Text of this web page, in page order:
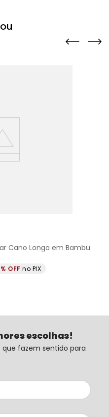
Cano Longo em Bambu
no PIX
escolhas!
que fazem sentido para